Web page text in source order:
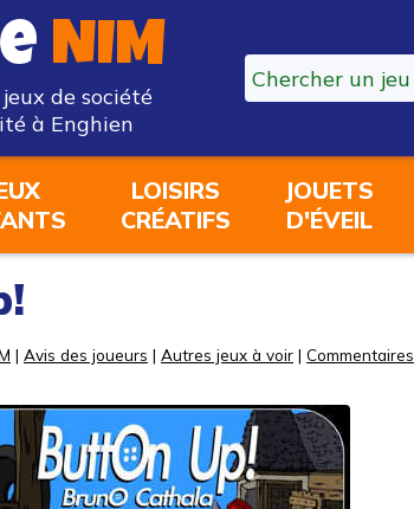
NIM
de société
à Enghien
LOISIRS
CRÉATIFS
JOUETS
D'ÉVEIL
| Avis des joueurs | Autres jeux à voir | Commentaires